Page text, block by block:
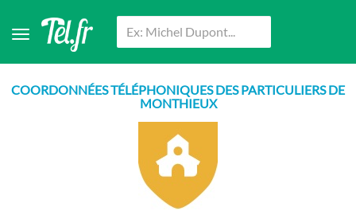
COORDONNÉES TÉLÉPHONIQUES DES PARTICULIERS DE
MONTHIEUX